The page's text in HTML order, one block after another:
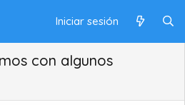
Iniciar sesión
con algunos